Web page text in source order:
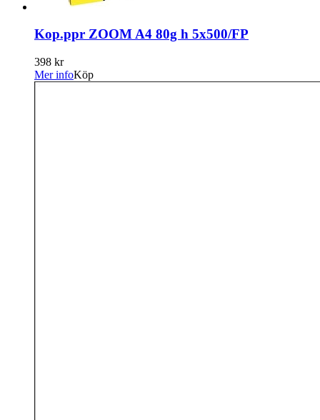
Kop.ppr ZOOM A4 80g h 5x500/FP
398 kr
Mer infoKöp